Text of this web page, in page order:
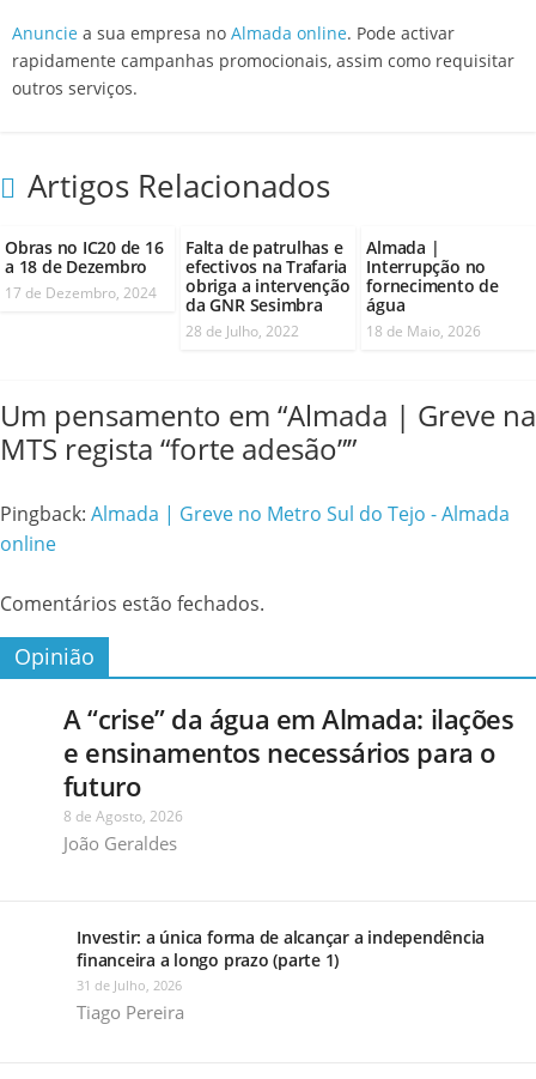
Anuncie a sua empresa no Almada online. Pode activar
rapidamente campanhas promocionais, assim como requisitar
outros serviços.
Artigos Relacionados
Obras no IC20 de 16
a 18 de Dezembro
17 de Dezembro, 2024
Falta de patrulhas e
efectivos na Trafaria
obriga a intervenção
da GNR Sesimbra
28 de Julho, 2022
Almada |
Interrupção no
fornecimento de
água
18 de Maio, 2026
Um pensamento em “Almada | Greve na
MTS regista “forte adesão””
Pingback: Almada | Greve no Metro Sul do Tejo - Almada
online
Comentários estão fechados.
Opinião
A “crise” da água em Almada: ilações
e ensinamentos necessários para o
futuro
8 de Agosto, 2026
João Geraldes
Investir: a única forma de alcançar a independência
financeira a longo prazo (parte 1)
31 de Julho, 2026
Tiago Pereira